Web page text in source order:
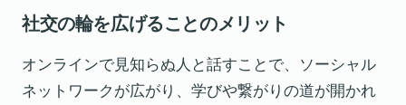
社交の輪を広げることのメリット
オンラインで見知らぬ人と話すことで、ソーシャル
ネットワークが広がり、学びや繋がりの道が開かれ